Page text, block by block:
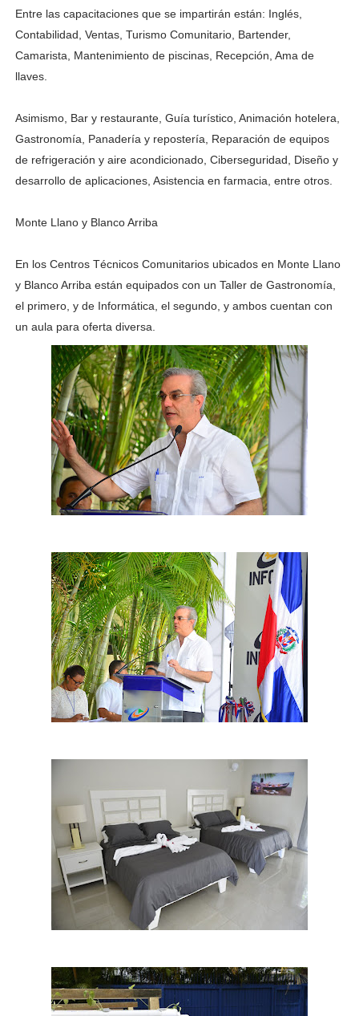
Entre las capacitaciones que se impartirán están: Inglés,
Contabilidad, Ventas, Turismo Comunitario, Bartender,
Camarista, Mantenimiento de piscinas, Recepción, Ama de
llaves.
Asimismo, Bar y restaurante, Guía turístico, Animación hotelera,
Gastronomía, Panadería y repostería, Reparación de equipos
de refrigeración y aire acondicionado, Ciberseguridad, Diseño y
desarrollo de aplicaciones, Asistencia en farmacia, entre otros.
Monte Llano y Blanco Arriba
En los Centros Técnicos Comunitarios ubicados en Monte Llano
y Blanco Arriba están equipados con un Taller de Gastronomía,
el primero, y de Informática, el segundo, y ambos cuentan con
un aula para oferta diversa.